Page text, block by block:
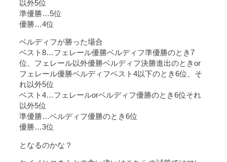
以外5位
準優勝…5位
優勝…4位
ベルディフが勝った場合
ベスト8…フェレール優勝ベルディフ準優勝のとき7
位、フェレール以外優勝ベルディフ決勝進出のときor
フェレール優勝ベルディフベスト4以下のとき6位、そ
れ以外5位
ベスト4…フェレールorベルディフ優勝のとき6位それ
以外5位
準優勝…ベルディフ優勝のとき6位
優勝…3位
となるのかな？